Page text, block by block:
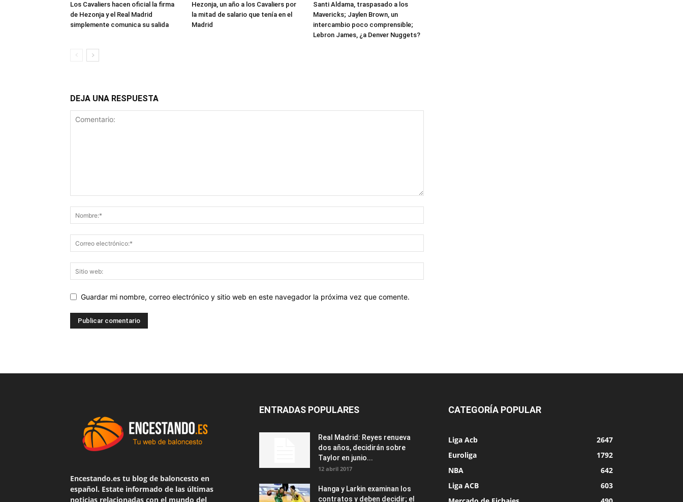
Los Cavaliers hacen oficial la firma
de Hezonja y el Real Madrid
simplemente comunica su salida
Hezonja, un año a los Cavaliers por
la mitad de salario que tenía en el
Madrid
Santi Aldama, traspasado a los
Mavericks; Jaylen Brown, un
intercambio poco comprensible;
Lebron James, ¿a Denver Nuggets?
DEJA UNA RESPUESTA
Guardar mi nombre, correo electrónico y sitio web en este navegador la próxima vez que comente.
Encestando.es tu blog de baloncesto en
español. Estate informado de las últimas
noticias relacionadas con el mundo del
ENTRADAS POPULARES
Real Madrid: Reyes renueva
dos años, decidirán sobre
Taylor en junio...
12 abril 2017
Hanga y Larkin examinan los
contratos y deben decidir; el
CATEGORÍA POPULAR
Liga Acb
2647
Euroliga
1792
NBA
642
Liga ACB
603